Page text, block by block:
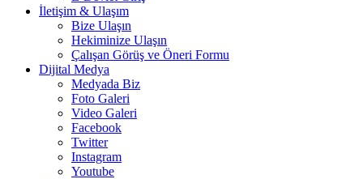
İletişim & Ulaşım
Bize Ulaşın
Hekiminize Ulaşın
Çalışan Görüş ve Öneri Formu
Dijital Medya
Medyada Biz
Foto Galeri
Video Galeri
Facebook
Twitter
Instagram
Youtube